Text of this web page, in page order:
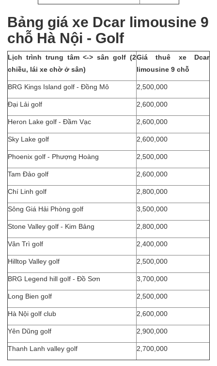
Bảng giá xe Dcar limousine 9
chỗ Hà Nội - Golf
Lịch trình trung tâm <-> sân golf (2
chiều, lái xe chờ ở sân)
Giá thuê xe Dcar
limousine 9 chỗ
BRG Kings Island golf - Đồng Mô 2,500,000
Đại Lải golf 2,600,000
Heron Lake golf - Đầm Vạc 2,600,000
Sky Lake golf 2,600,000
Phoenix golf - Phượng Hoàng 2,500,000
Tam Đảo golf 2,600,000
Chí Linh golf 2,800,000
Sông Giá Hải Phòng golf 3,500,000
Stone Valley golf - Kim Bảng 2,800,000
Vân Trì golf 2,400,000
Hilltop Valley golf 2,500,000
BRG Legend hill golf - Đồ Sơn 3,700,000
Long Bien golf 2,500,000
Hà Nội golf club 2,600,000
Yên Dũng golf 2,900,000
Thanh Lanh valley golf 2,700,000